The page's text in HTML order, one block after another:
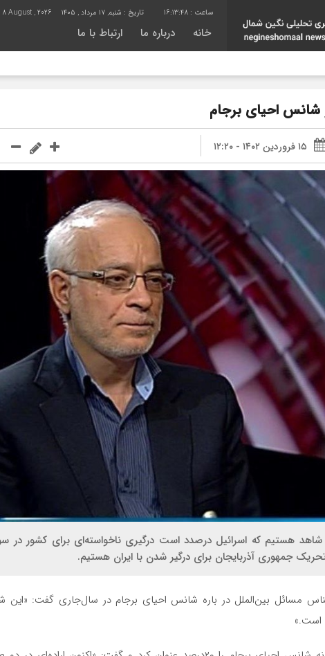
16:13:49 تاریخ : شنبه, ۱۷ مرداد , ۱۴۰۵ August , 2026
خانه درباره ما ارتباط با ما
وقتی
شانس احیای برجام
۱۵ فروردین ۱۴۰۲ - ۱۲:۲۰
شاهد هستیم که اسرائیل درصدد است درگیری ناخواسته‌‌‌ای برای کشور در
جمهوری آذربایجان برای درگیر شدن با ایران هستیم.
مسائل بین‌الملل در باره شانس احیای برجام در سال‌جاری گفت: «این